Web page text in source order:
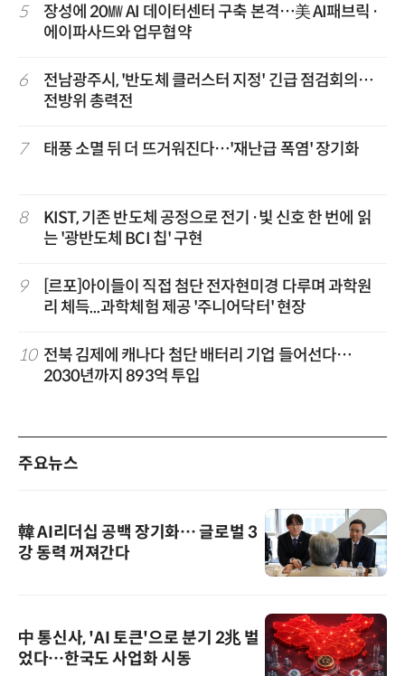
5
장성에 20㎿ AI 데이터센터 구축 본격…美 AI패브릭·
에이파사드와 업무협약
6
전남광주시, '반도체 클러스터 지정' 긴급 점검회의…
전방위 총력전
7 태풍 소멸 뒤 더 뜨거워진다…'재난급 폭염' 장기화
8
KIST, 기존 반도체 공정으로 전기·빛 신호 한 번에 읽
는 '광반도체 BCI 칩' 구현
9
[르포]아이들이 직접 첨단 전자현미경 다루며 과학원
리 체득...과학체험 제공 '주니어닥터' 현장
10 전북 김제에 캐나다 첨단 배터리 기업 들어선다…
2030년까지 893억 투입
주요뉴스
韓 AI리더십 공백 장기화… 글로벌 3
강 동력 꺼져간다
中 통신사, 'AI 토큰'으로 분기 2兆 벌
었다…한국도 사업화 시동